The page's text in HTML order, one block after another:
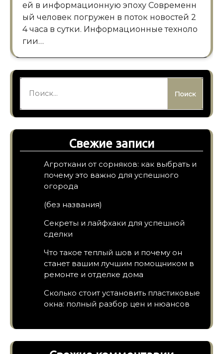
ей в информационную эпоху Современн
ый человек погружен в поток новостей 2
4 часа в сутки. Информационные техноло
гии…
Свежие записи
Агроткани от сорняков: как выбрать и
почему это важно для успешного
огорода
(без названия)
Секреты и лайфхаки для успешной
сделки
Что такое теплый шов и почему он
станет вашим лучшим помощником в
ремонте и отделке дома
Сколько стоит установить пластиковые
окна: полный разбор цен и нюансов